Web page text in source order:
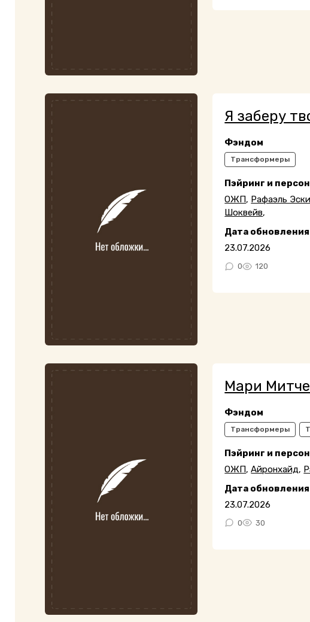
Я заберу
Фэндом
Трансформеры
Пэйринг и
ОЖП, Рафаэль
Шоквейв,
Дата обновления
23.07.2026
0 120
Мари
Фэндом
Трансформеры
Пэйринг и
ОЖП,Айронхайд,
Дата обновления
23.07.2026
0 30